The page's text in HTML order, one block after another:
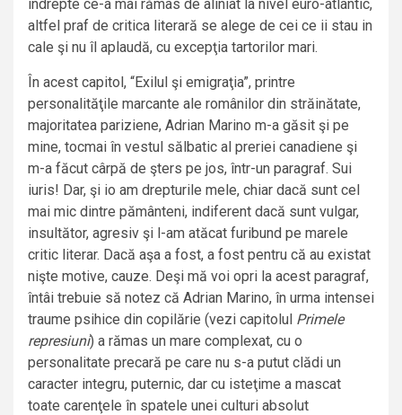
îndrepte ce-a mai rămas de aliniat la nivel euro-atlantic,
altfel praf de critica literară se alege de cei ce ii stau in
cale şi nu îl aplaudă, cu excepţia tartorilor mari.
În acest capitol, “Exilul şi emigraţia”, printre
personalităţile marcante ale românilor din străinătate,
majoritatea pariziene, Adrian Marino m-a găsit şi pe
mine, tocmai în vestul sălbatic al preriei canadiene şi
m-a făcut cârpă de şters pe jos, într-un paragraf. Sui
iuris! Dar, şi io am drepturile mele, chiar dacă sunt cel
mai mic dintre pământeni, indiferent dacă sunt vulgar,
insultător, agresiv şi l-am atăcat furibund pe marele
critic literar. Dacă aşa a fost, a fost pentru că au existat
nişte motive, cauze. Deşi mă voi opri la acest paragraf,
întâi trebuie să notez că Adrian Marino, în urma intensei
traume psihice din copilărie (vezi capitolul Primele
represiuni) a rămas un mare complexat, cu o
personalitate precară pe care nu s-a putut clădi un
caracter integru, puternic, dar cu isteţime a mascat
toate carenţele în spatele unei culturi absolut